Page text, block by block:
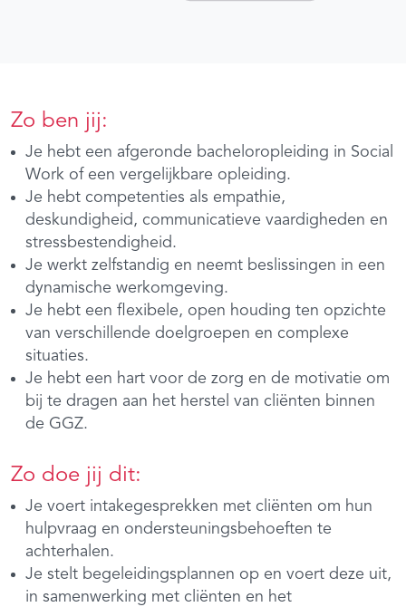
Zo ben jij:
Je hebt een afgeronde bacheloropleiding in Social
Work of een vergelijkbare opleiding.
Je hebt competenties als empathie,
deskundigheid, communicatieve vaardigheden en
stressbestendigheid.
Je werkt zelfstandig en neemt beslissingen in een
dynamische werkomgeving.
Je hebt een flexibele, open houding ten opzichte
van verschillende doelgroepen en complexe
situaties.
Je hebt een hart voor de zorg en de motivatie om
bij te dragen aan het herstel van cliënten binnen
de GGZ.
Zo doe jij dit:
Je voert intakegesprekken met cliënten om hun
hulpvraag en ondersteuningsbehoeften te
achterhalen.
Je stelt begeleidingsplannen op en voert deze uit,
in samenwerking met cliënten en het